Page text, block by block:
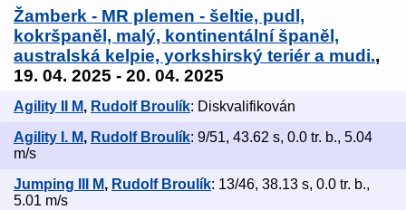
Žamberk - MR plemen - šeltie, pudl,
kokršpaněl, malý, kontinentální španěl,
australská kelpie, yorkshirský teriér a mudi.,
19. 04. 2025 - 20. 04. 2025
Agility II M, Rudolf Broulík: Diskvalifikován
Agility I. M, Rudolf Broulík: 9/51, 43.62 s, 0.0 tr. b., 5.04
m/s
Jumping III M, Rudolf Broulík: 13/46, 38.13 s, 0.0 tr. b.,
5.01 m/s